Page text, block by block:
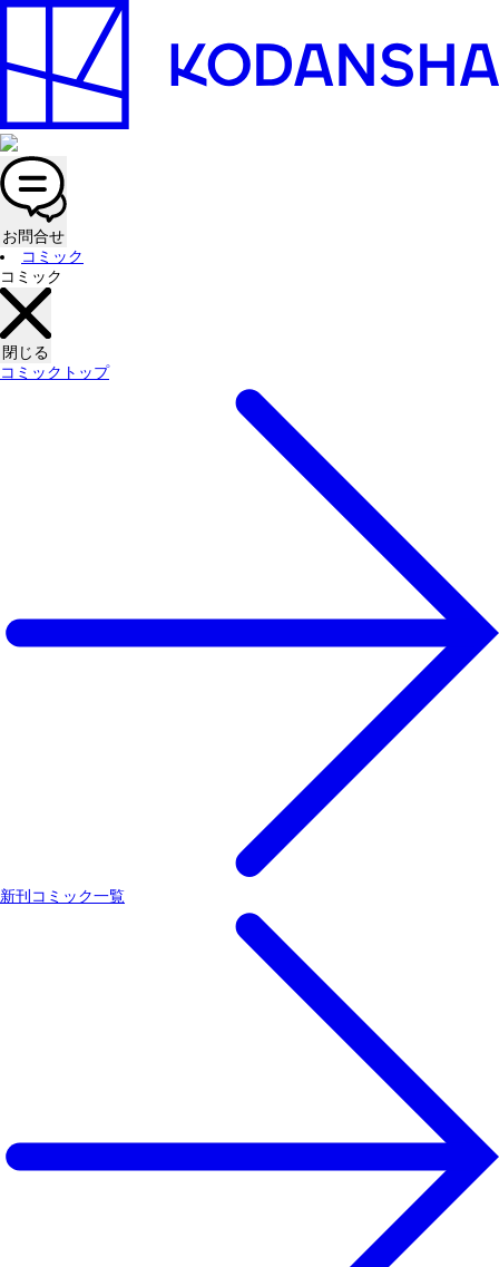
お問合せ
コミック
コミック
閉じる
コミックトップ
新刊コミック一覧